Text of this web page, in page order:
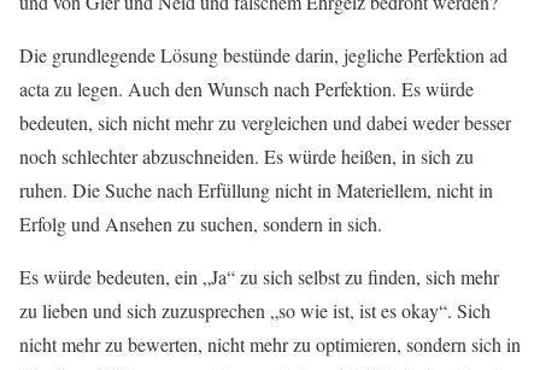
Die grundlegende Lösung bestünde darin, jegliche Perfektion ad
acta zu legen. Auch den Wunsch nach Perfektion. Es würde
bedeuten, sich nicht mehr zu vergleichen und dabei weder besser
noch schlechter abzuschneiden. Es würde heißen, in sich zu
ruhen. Die Suche nach Erfüllung nicht in Materiellem, nicht in
Erfolg und Ansehen zu suchen, sondern in sich.
Es würde bedeuten, ein „Ja“ zu sich selbst zu finden, sich mehr
zu lieben und sich zuzusprechen „so wie ist, ist es okay“. Sich
nicht mehr zu bewerten, nicht mehr zu optimieren, sondern sich in